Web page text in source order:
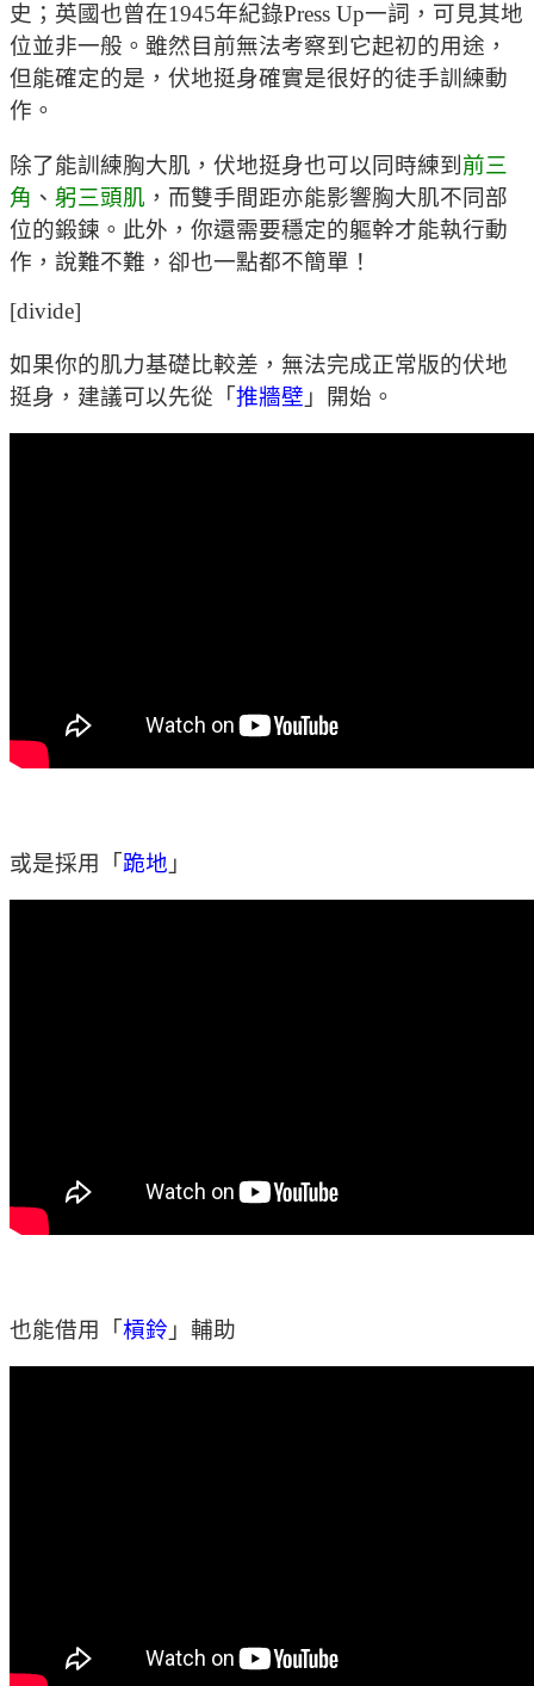
史；英國也曾在1945年紀錄Press Up一詞，可見其地
位並非一般。雖然目前無法考察到它起初的用途，
但能確定的是，伏地挺身確實是很好的徒手訓練動
作。
除了能訓練胸大肌，伏地挺身也可以同時練到 前三
角 、 躬三頭肌 ，而雙手間距亦能影響胸大肌不同部
位的鍛鍊。此外，你還需要穩定的軀幹才能執行動
作，說難不難，卻也一點都不簡單！
[divide]
如果你的肌力基礎比較差，無法完成正常版的伏地
挺身，建議可以先從「 推牆壁 」開始。
或是採用「 跪地 」
也能借用「 槓鈴 」輔助